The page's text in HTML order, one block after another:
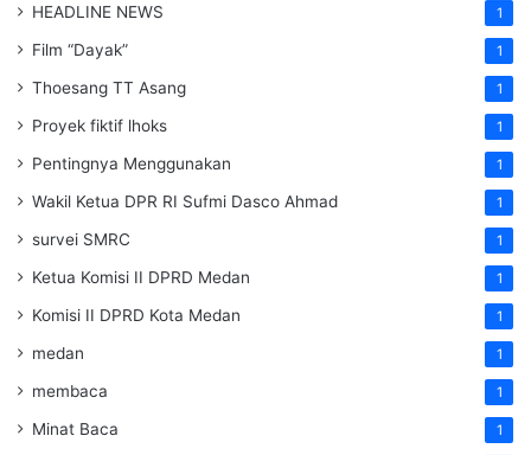
HEADLINE NEWS 1
Film “Dayak” 1
Thoesang TT Asang 1
Proyek fiktif lhoks 1
Pentingnya Menggunakan 1
Wakil Ketua DPR RI Sufmi Dasco Ahmad 1
survei SMRC 1
Ketua Komisi II DPRD Medan 1
Komisi II DPRD Kota Medan 1
medan 1
membaca 1
Minat Baca 1